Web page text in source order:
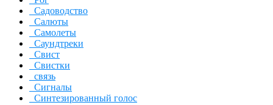
Садоводство
Салюты
Самолеты
Саундтреки
Свист
Свистки
связь
Сигналы
Синтезированный голос